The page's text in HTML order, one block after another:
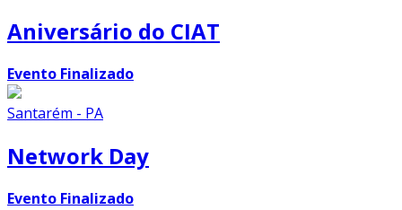
Aniversário do CIAT
Evento Finalizado
Santarém - PA
Network Day
Evento Finalizado